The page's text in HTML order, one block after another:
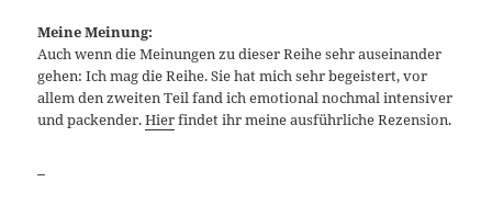
Meine Meinung:
Auch wenn die Meinungen zu dieser Reihe sehr auseinander
gehen: Ich mag die Reihe. Sie hat mich sehr begeistert, vor
allem den zweiten Teil fand ich emotional nochmal intensiver
und packender.Hierfindet ihr meine ausführliche Rezension.